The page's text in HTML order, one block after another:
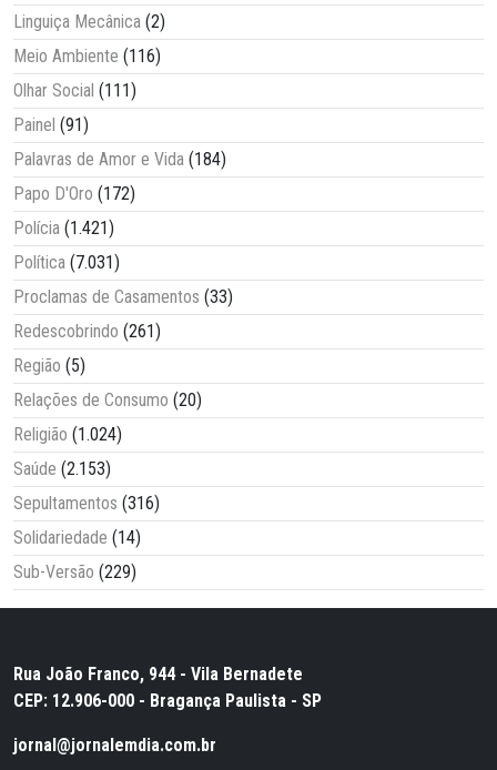
Linguiça Mecânica (2)
Meio Ambiente (116)
Olhar Social (111)
Painel (91)
Palavras de Amor e Vida (184)
Papo D'Oro (172)
Polícia (1.421)
Política (7.031)
Proclamas de Casamentos (33)
Redescobrindo (261)
Região (5)
Relações de Consumo (20)
Religião (1.024)
Saúde (2.153)
Sepultamentos (316)
Solidariedade (14)
Sub-Versão (229)
Rua João Franco, 944 - Vila Bernadete
CEP: 12.906-000 - Bragança Paulista - SP
jornal@jornalemdia.com.br